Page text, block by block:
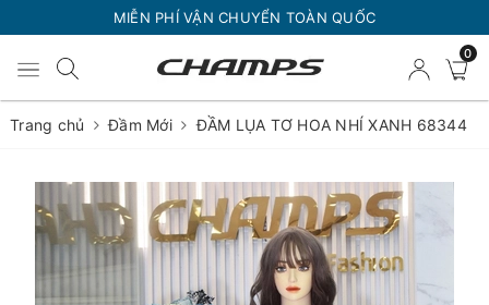
MIỄN PHÍ VẬN CHUYỂN TOÀN QUỐC
0
Trang chủ Đầm Mới ĐẦM LỤA TƠ HOA NHÍ XANH 68344